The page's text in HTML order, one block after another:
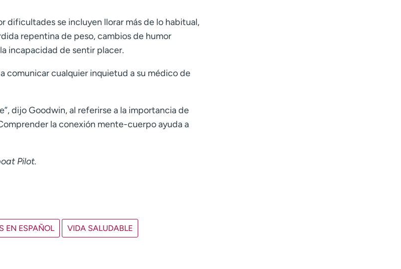
dificultades se incluyen llorar más de lo habitual,
repentina de peso, cambios de humor
incapacidad de sentir placer.
comunicar cualquier inquietud a su médico de
dijo Goodwin, al referirse a la importancia de
la conexión mente-cuerpo ayuda a
Pilot.
EN ESPAÑOL VIDA SALUDABLE